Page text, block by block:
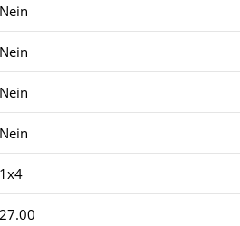
Nein
Nein
Nein
Nein
1x4
27.00